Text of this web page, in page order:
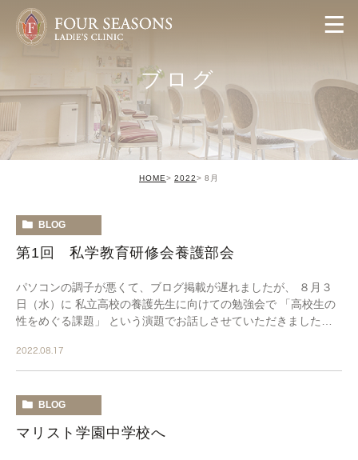
ブログ
HOME 2022 8月
BLOG
第1回 私学教育研修会養護部会
パソコンの調子が悪くて、ブログ掲載が遅れましたが、 ８月３
日（水）に 私立高校の養護先生に向けての勉強会で 「高校生の
性をめぐる課題」 という演題でお話しさせていただきました。
2022.08.17
BLOG
マリスト学園中学校へ